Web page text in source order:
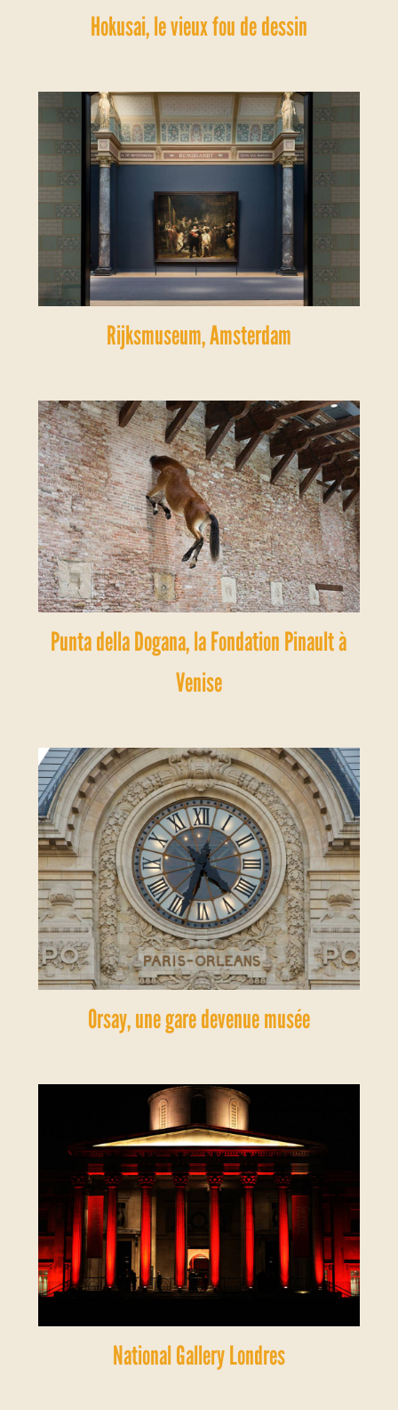
Hokusai, le vieux fou de dessin
Rijksmuseum, Amsterdam
Punta della Dogana, la Fondation Pinault à
Venise
Orsay, une gare devenue musée
National Gallery Londres